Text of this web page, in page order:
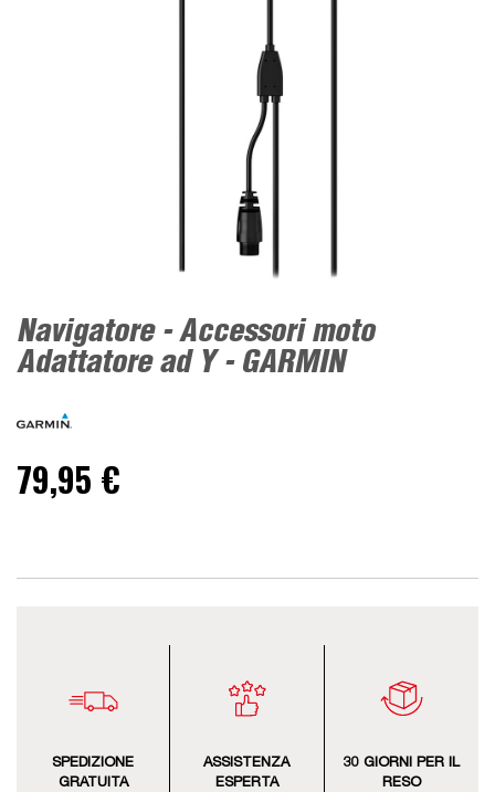
Navigatore - Accessori moto
Adattatore ad Y - GARMIN
79,95 €
SPEDIZIONE
GRATUITA
ASSISTENZA
ESPERTA
30 GIORNI PER IL
RESO